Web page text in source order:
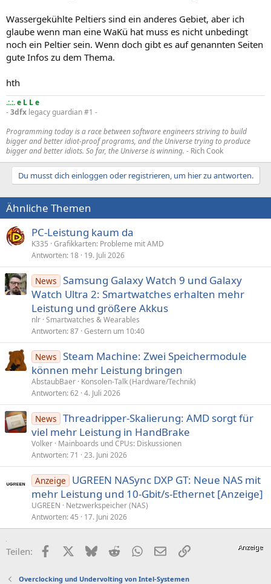
Wassergekühlte Peltiers sind ein anderes Gebiet, aber ich
glaube wenn man eine WaKü hat muss es nicht unbedingt
noch ein Peltier sein. Wenn doch gibt es auf genannten Seiten
gute Infos zu dem Thema.
hth
.:.:. e L L e
-3dfx legacy guardian #1 -
Programming today is a race between software engineers striving to build
bigger and better idiot-proof programs, and the Universe trying to produce
bigger and better idiots. So far, the Universe is winning. - Rich Cook
Du musst dich einloggen oder registrieren, um hier zu antworten.
Ähnliche Themen
PC-Leistung kaum da
K335 Grafikkarten: Probleme mit AMD
Antworten 18 19. Juli 2026
News Samsung Galaxy Watch 9 und Galaxy
Watch Ultra 2: Smartwatches erhalten mehr
Leistung und größere Akkus
nlr Smartwatches & Wearables
Antworten 87 Gestern um 10:40
News Steam Machine: Zwei Speichermodule
können mehr Leistung bringen
AbstaubBaer Konsolen-Talk (Hardware/Technik)
Antworten 62 4. Juli 2026
News Threadripper-Skalierung: AMD sorgt für
viel mehr Leistung in HandBrake
Volker Mainboards und CPUs: Diskussionen
Antworten 71 23. Juni 2026
Anzeige
UGREEN NASync DXP GT: Neue NAS mit
mehr Leistung und 10-Gbit/s-Ethernet [Anzeige]
UGREEN
Netzwerkspeicher (NAS)
Antworten 45 17. Juni 2026
Teilen: FacebookX (Twitter)
BlueskyRedditWhatsApp
E-MailLink
Overclocking und Undervolting von Intel-Systemen